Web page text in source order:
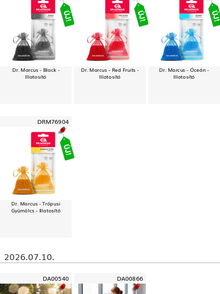
Dr. Marcus - Black -
Illatosító
Dr. Marcus - Red Fruits -
Illatosító
Dr. Marcus - Óceán -
Illatosító
DRM76904
Dr. Marcus - Trópusi
Gyümölcs - Illatosító
2026.07.10.
DA00540 DA00866